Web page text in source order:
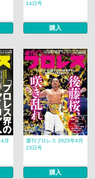
14日号
購入
月
週刊プロレス 2025年4月
23日号
購入